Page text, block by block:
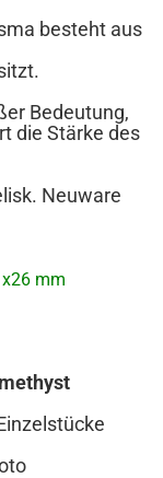
besteht aus
Bedeutung,
die Stärke des
Neuware
mm